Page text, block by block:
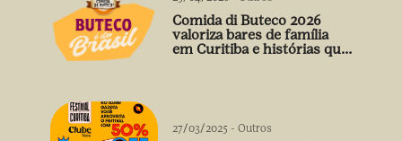
Comida di Buteco 2026
valoriza bares de família
em Curitiba e histórias que
27/03/2025 - Outros